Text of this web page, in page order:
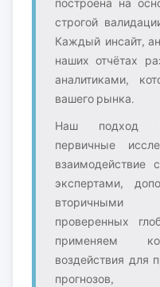
построена на
строгой
Каждый инсайт,
наших отчётах
аналитиками,
вашего рынка.
Наш подход
первичные
взаимодействие
экспертами,
вторичными
проверенных
применяем
воздействия для
прогнозов,